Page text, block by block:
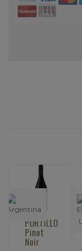
PORTILLO
Pinot
Noir